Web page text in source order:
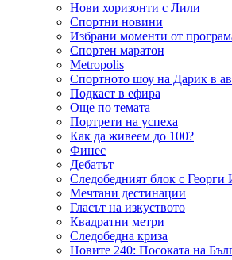
Нови хоризонти с Лили
Спортни новини
Избрани моменти от
Спортен маратон
Metropolis
Спортното шоу на Дарик в
Подкаст в ефира
Още по темата
Портрети на успеха
Как да живеем до 100?
Финес
Дебатът
Следобедният блок с Георги
Мечтани дестинации
Гласът на изкуството
Квадратни метри
Следобедна криза
Новите 240: Посоката на